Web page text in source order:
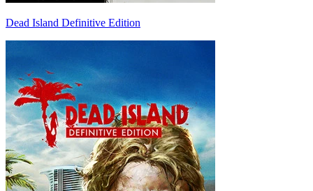
Dead Island Definitive Edition